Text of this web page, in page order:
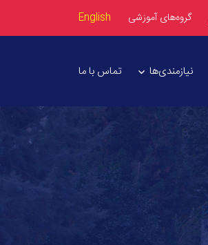
گروه‌های آموزشی English
نیازمندی‌ها تماس با ما